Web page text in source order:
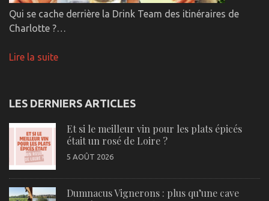
Qui se cache derrière la Drink Team des itinéraires de
Charlotte ?…
Lire la suite
LES DERNIERS ARTICLES
Et si le meilleur vin pour les plats épicés
était un rosé de Loire ?
5 AOÛT 2026
Dumnacus Vignerons : plus qu’une cave